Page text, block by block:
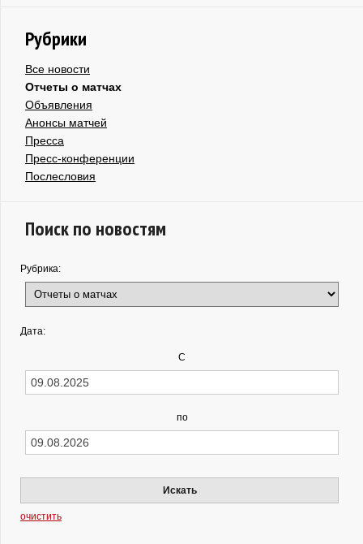
Рубрики
Все новости
Отчеты о матчах
Объявления
Анонсы матчей
Пресса
Пресс-конференции
Послесловия
Поиск по новостям
Рубрика:
Дата:
С
по
Искать
очистить